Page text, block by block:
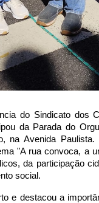
do Sindicato dos
da Parada do
na Avenida
"A rua convoca, a
da participação
social.
e destacou a